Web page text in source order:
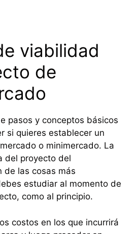
viabilidad
de
pasos y conceptos básicos
si quieres establecer un
o minimercado. La
del proyecto del
de las cosas más
estudiar al momento de
como al principio.
costos en los que incurrirá